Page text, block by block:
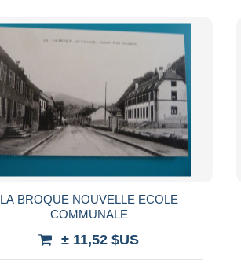
LA BROQUE NOUVELLE ECOLE
COMMUNALE
± 11,52 $US